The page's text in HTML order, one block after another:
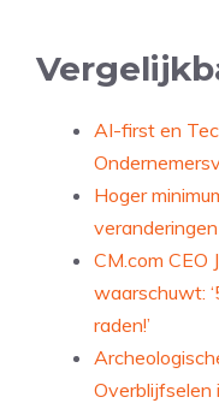
AI-first en
Hoger
CM.com CEO
waarschuwt:
raden!’
Overblijfselen